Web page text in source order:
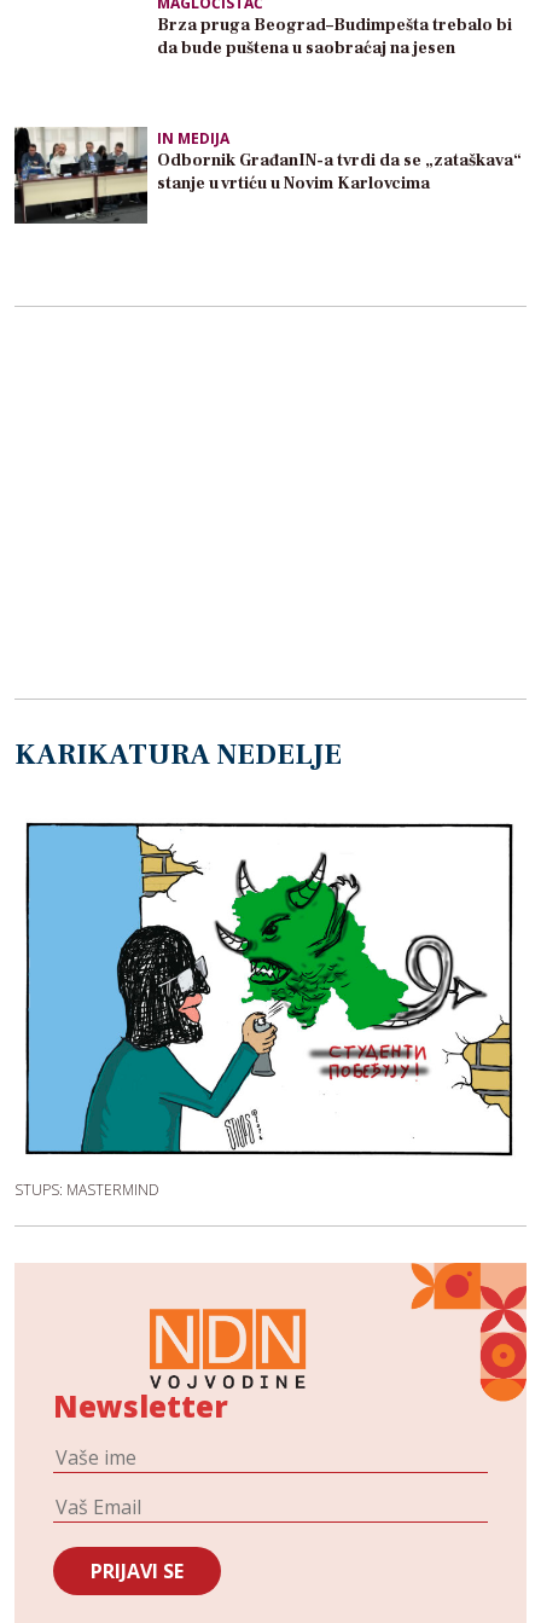
Brza pruga Beograd–Budimpešta trebalo bi
da bude puštena u saobraćaj na jesen
IN MEDIJA
Odbornik GrađanIN-a tvrdi da se „zataškava“
stanje u vrtiću u Novim Karlovcima
KARIKATURA NEDELJE
STUPS: MASTERMIND
Newsletter